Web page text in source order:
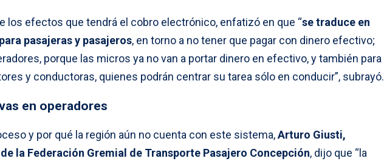
los efectos que tendrá el cobro electrónico, enfatizó en que “se traduce en
pasajeras y pasajeros, en torno a no tener que pagar con dinero efectivo;
porque las micros ya no van a portar dinero en efectivo, y también para
y conductoras, quienes podrán centrar su tarea sólo en conducir”, subrayó.
en operadores
y por qué la región aún no cuenta con este sistema,Arturo Giusti,
la Federación Gremial de Transporte Pasajero Concepción, dijo que “la